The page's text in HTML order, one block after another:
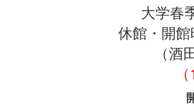
大学春
休館・開
（酒